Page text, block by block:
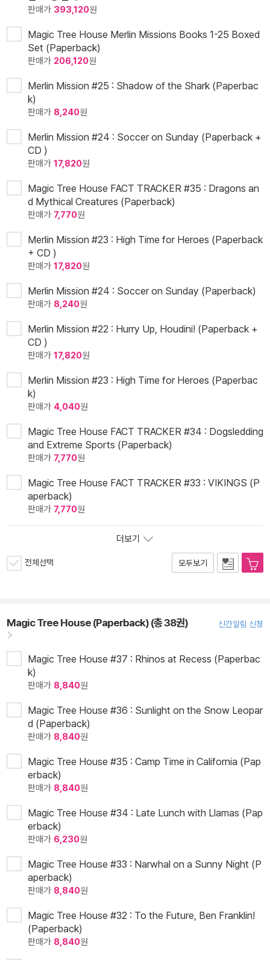
판매가 393,120원
Magic Tree House Merlin Missions Books 1-25 Boxed
Set (Paperback)
판매가 206,120원
Merlin Mission #25 : Shadow of the Shark (Paperbac
k)
판매가 8,240원
Merlin Mission #24 : Soccer on Sunday (Paperback +
CD )
판매가 17,820원
Magic Tree House FACT TRACKER #35 : Dragons an
d Mythical Creatures (Paperback)
판매가 7,770원
Merlin Mission #23 : High Time for Heroes (Paperback
+ CD )
판매가 17,820원
Merlin Mission #24 : Soccer on Sunday (Paperback)
판매가 8,240원
Merlin Mission #22 : Hurry Up, Houdini! (Paperback +
CD )
판매가 17,820원
Merlin Mission #23 : High Time for Heroes (Paperbac
k)
판매가 4,040원
Magic Tree House FACT TRACKER #34 : Dogsledding
and Extreme Sports (Paperback)
판매가 7,770원
Magic Tree House FACT TRACKER #33 : VIKINGS (P
aperback)
판매가 7,770원
더보기
전체선택 모두보기
Magic Tree House (Paperback) (총 38권) 신간알림 신청
Magic Tree House #37 : Rhinos at Recess (Paperbac
k)
판매가 8,840원
Magic Tree House #36 : Sunlight on the Snow Leopar
d (Paperback)
판매가 8,840원
Magic Tree House #35 : Camp Time in California (Pap
erback)
판매가 8,840원
Magic Tree House #34 : Late Lunch with Llamas (Pap
erback)
판매가 6,230원
Magic Tree House #33 : Narwhal on a Sunny Night (P
aperback)
판매가 8,840원
Magic Tree House #32 : To the Future, Ben Franklin!
(Paperback)
판매가 8,840원